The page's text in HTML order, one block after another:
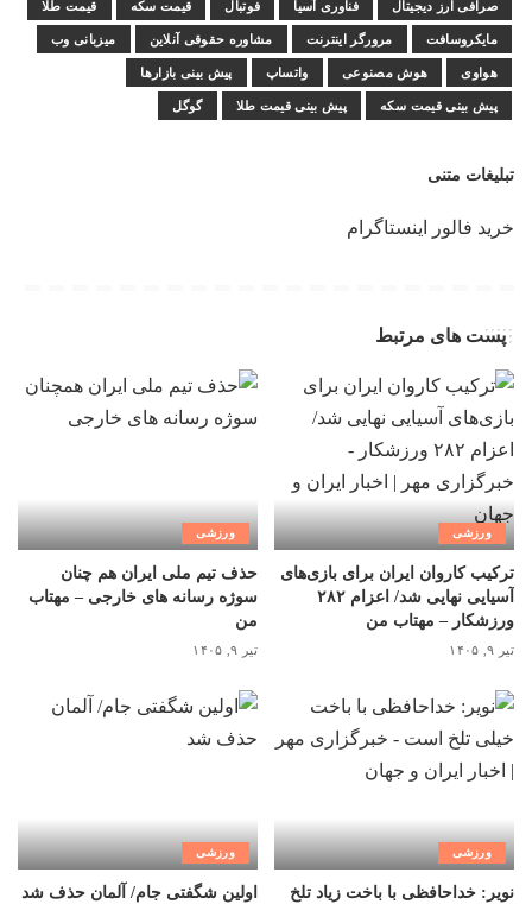
صرافی ارز دیجیتال فناوری آسیا فوتبال قیمت سکه قیمت طلا
مایکروسافت مرورگر اینترنت مشاوره حقوقی آنلاین میزبانی وب
هواوی هوش مصنوعی واتساپ پیش بینی بازارها
پیش بینی قیمت سکه پیش بینی قیمت طلا گوگل
تبلیغات متنی
خرید فالور اینستاگرام
پست های مرتبط
ورزشی
ترکیب کاروان ایران برای بازی‌های
آسیایی نهایی شد/ اعزام ۲۸۲
ورزشکار – مهتاب من
تیر ۹, ۱۴۰۵
ورزشی
حذف تیم ملی ایران هم چنان
سوژه رسانه های خارجی – مهتاب
من
تیر ۹, ۱۴۰۵
ورزشی
نویر: خداحافظی با باخت زیاد تلخ
ورزشی
اولین شگفتی جام/ آلمان حذف شد